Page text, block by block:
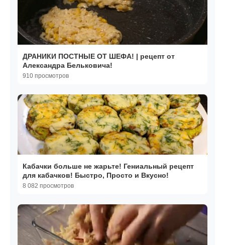
ДРАНИКИ ПОСТНЫЕ ОТ ШЕФА! | рецепт от
Александра Бельковича!
910 просмотров
Кабачки больше не жарьте! Гениальный рецепт
для кабачков! Быстро, Просто и Вкусно!
8 082 просмотров